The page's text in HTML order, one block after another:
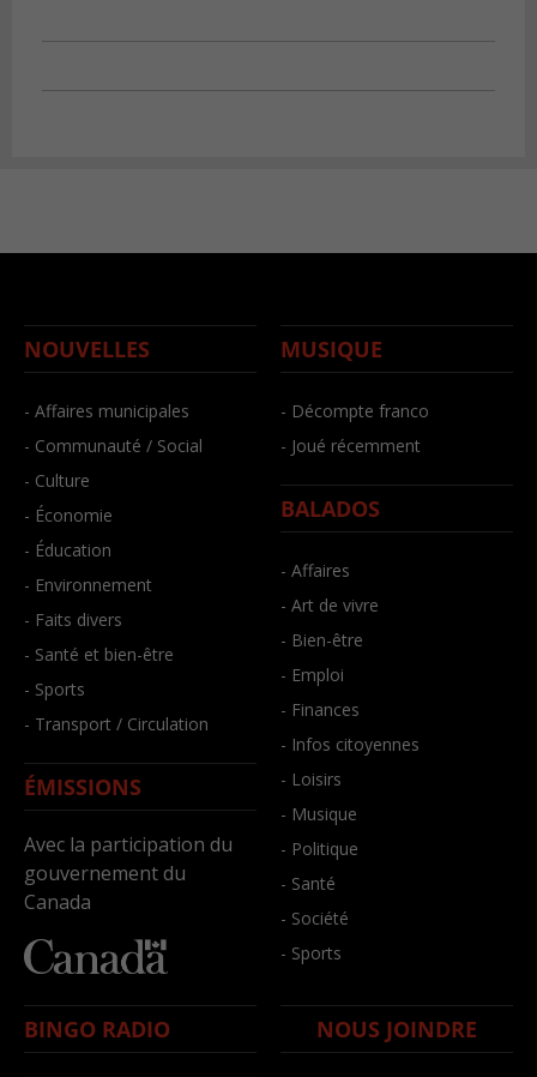
NOUVELLES
- Affaires municipales
- Communauté / Social
- Culture
- Économie
- Éducation
- Environnement
- Faits divers
- Santé et bien-être
- Sports
- Transport / Circulation
ÉMISSIONS
Avec la participation du
gouvernement du
Canada
MUSIQUE
- Décompte franco
- Joué récemment
BALADOS
- Affaires
- Art de vivre
- Bien-être
- Emploi
- Finances
- Infos citoyennes
- Loisirs
- Musique
- Politique
- Santé
- Société
- Sports
BINGO RADIO NOUS JOINDRE